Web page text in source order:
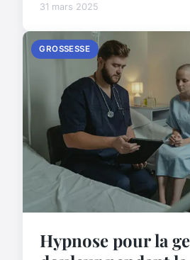
31 mars 2025
GROSSESSE
Hypnose pour la